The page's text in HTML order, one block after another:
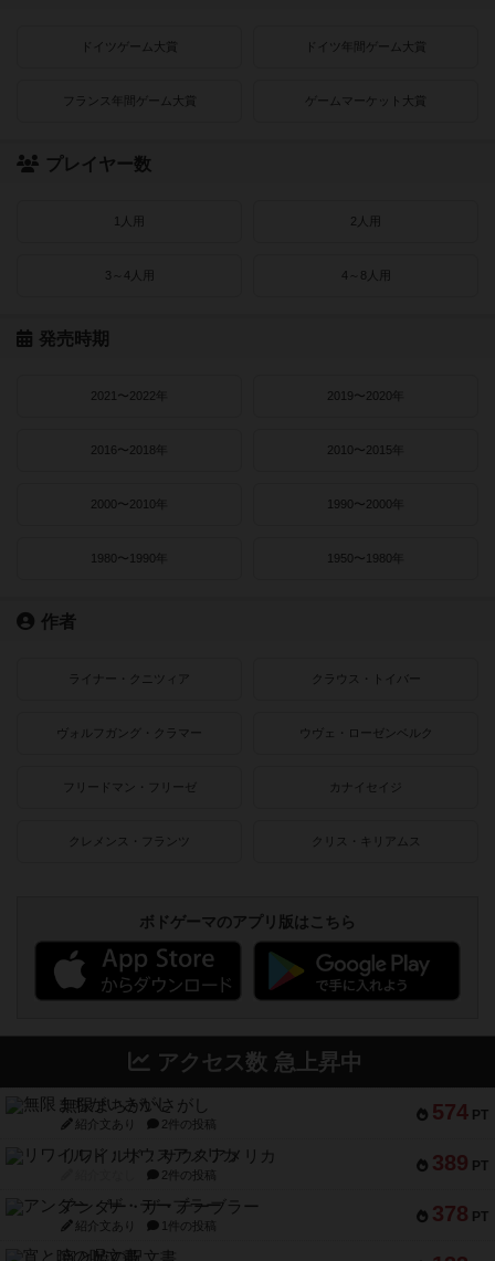
ドイツゲーム大賞 ドイツ年間ゲーム大賞
フランス年間ゲーム大賞 ゲームマーケット大賞
プレイヤー数
1人用 2人用
3～4人用 4～8人用
発売時期
2021〜2022年 2019〜2020年
2016〜2018年 2010〜2015年
2000〜2010年 1990〜2000年
1980〜1990年 1950〜1980年
作者
ライナー・クニツィア クラウス・トイバー
ヴォルフガング・クラマー ウヴェ・ローゼンベルク
フリードマン・フリーゼ カナイセイジ
クレメンス・フランツ クリス・キリアムス
ボドゲーマのアプリ版はこちら
アクセス数 急上昇中
574 PT
無限まちがいさがし
紹介文あり 2件の投稿
389 PT
リワイルド：サウスアメリカ
2件の投稿
378 PT
アンダー・ザ・テーブラー
紹介文あり 1件の投稿